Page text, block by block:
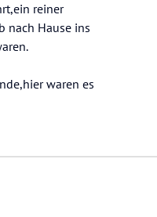
reiner
nach Hause ins
waren es